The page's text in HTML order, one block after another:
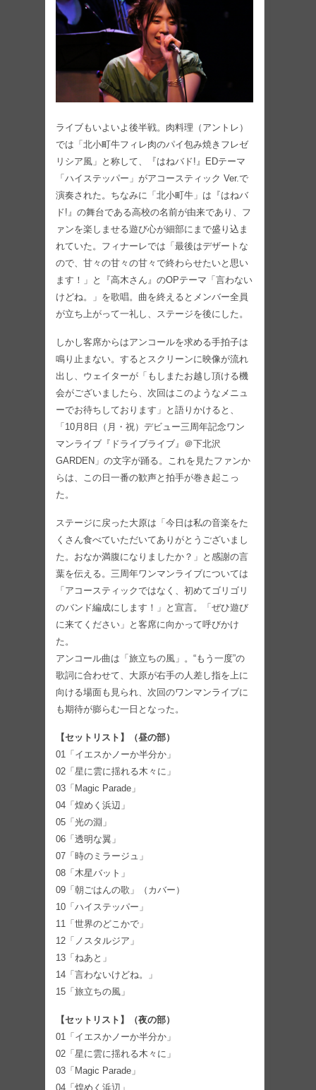
ライブもいよいよ後半戦。肉料理（アントレ）
では「北小町牛フィレ肉のパイ包み焼きフレゼ
リシア風」と称して、『はねバド!』EDテーマ
「ハイステッパー」がアコースティック Ver.で
演奏された。ちなみに「北小町牛」は『はねバ
ド!』の舞台である高校の名前が由来であり、フ
ァンを楽しませる遊び心が細部にまで盛り込ま
れていた。フィナーレでは「最後はデザートな
ので、甘々の甘々の甘々で終わらせたいと思い
ます！」と『高木さん』のOPテーマ「言わない
けどね。」を歌唱。曲を終えるとメンバー全員
が立ち上がって一礼し、ステージを後にした。
しかし客席からはアンコールを求める手拍子は
鳴り止まない。するとスクリーンに映像が流れ
出し、ウェイターが「もしまたお越し頂ける機
会がございましたら、次回はこのようなメニュ
ーでお待ちしております」と語りかけると、
「10月8日（月・祝）デビュー三周年記念ワン
マンライブ『ドライブライブ』＠下北沢
GARDEN」の文字が踊る。これを見たファンか
らは、この日一番の歓声と拍手が巻き起こっ
た。
ステージに戻った大原は「今日は私の音楽をた
くさん食べていただいてありがとうございまし
た。おなか満腹になりましたか？」と感謝の言
葉を伝える。三周年ワンマンライブについては
「アコースティックではなく、初めてゴリゴリ
のバンド編成にします！」と宣言。「ぜひ遊び
に来てください」と客席に向かって呼びかけ
た。
アンコール曲は「旅立ちの風」。“もう一度”の
歌詞に合わせて、大原が右手の人差し指を上に
向ける場面も見られ、次回のワンマンライブに
も期待が膨らむ一日となった。
【セットリスト】（昼の部）
01「イエスかノーか半分か」
02「星に雲に揺れる木々に」
03「Magic Parade」
04「煌めく浜辺」
05「光の淵」
06「透明な翼」
07「時のミラージュ」
08「木星バット」
09「朝ごはんの歌」（カバー）
10「ハイステッパー」
11「世界のどこかで」
12「ノスタルジア」
13「ねあと」
14「言わないけどね。」
15「旅立ちの風」
【セットリスト】（夜の部）
01「イエスかノーか半分か」
02「星に雲に揺れる木々に」
03「Magic Parade」
04「煌めく浜辺」